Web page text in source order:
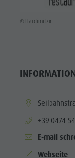
© Hardimitzn
aria.location:
aria.phone:
+39 0474
E-mail
aria.website:
Webseite